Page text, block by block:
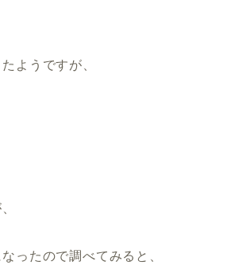
ようですが、
ったので調べてみると、